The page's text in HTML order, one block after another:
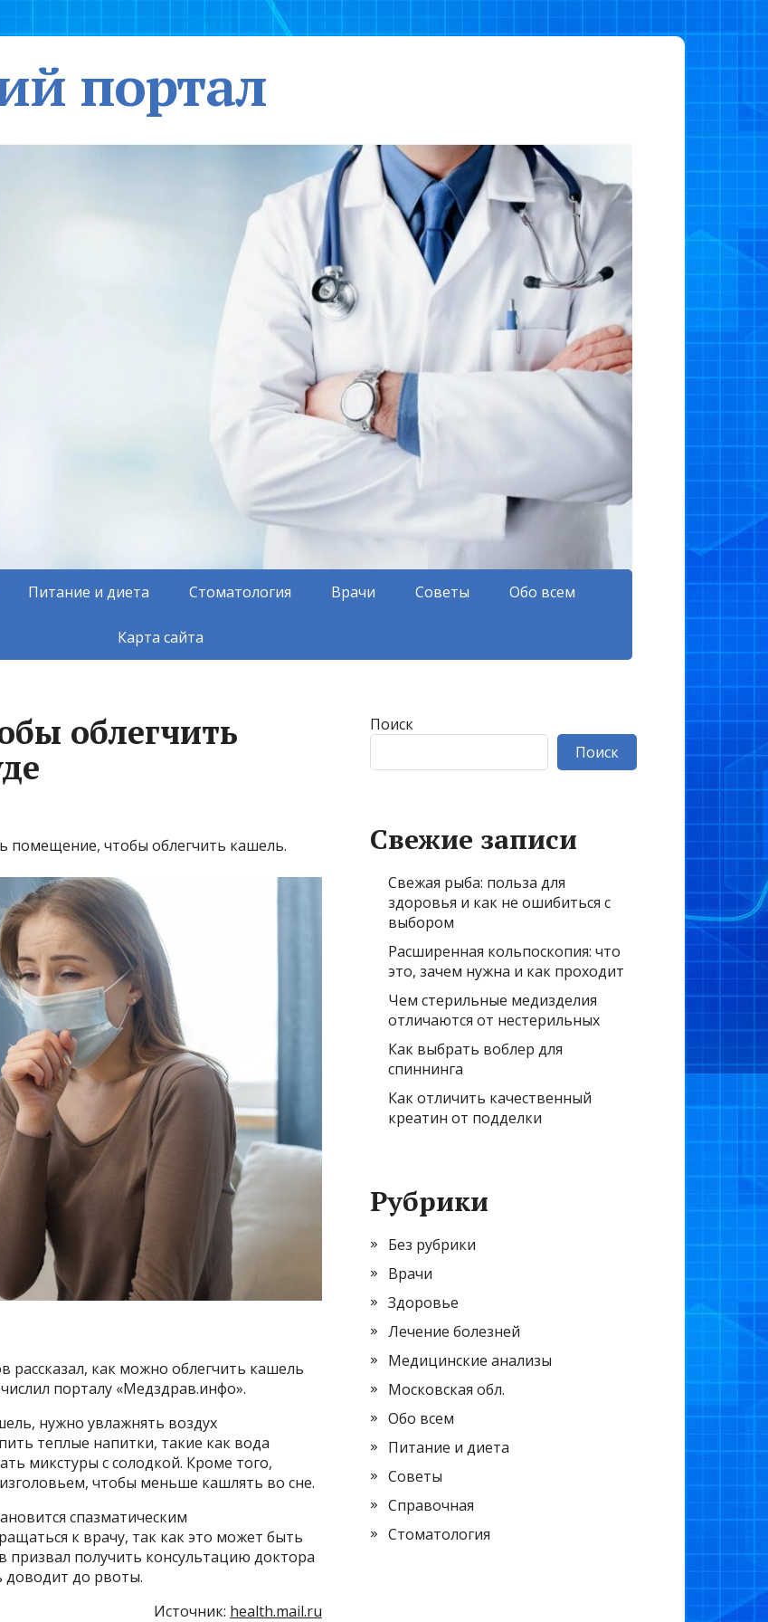
портал
Питание и диета Стоматология Врачи Советы Обо всем
Карта сайта
облегчить
помещение, чтобы облегчить кашель.
рассказал, как можно облегчить кашель
порталу «Медздрав.инфо».
нужно увлажнять воздух
теплые напитки, такие как вода
микстуры с солодкой. Кроме того,
чтобы меньше кашлять во сне.
спазматическим
к врачу, так как это может быть
получить консультацию доктора
доводит до рвоты.
Источник: health.mail.ru
Поиск
Поиск
Свежие записи
Свежая рыба: польза для
здоровья и как не ошибиться с
выбором
Расширенная кольпоскопия: что
это, зачем нужна и как проходит
Чем стерильные медизделия
отличаются от нестерильных
Как выбрать воблер для
спиннинга
Как отличить качественный
креатин от подделки
Рубрики
Без рубрики
Врачи
Здоровье
Лечение болезней
Медицинские анализы
Московская обл.
Обо всем
Питание и диета
Советы
Справочная
Стоматология